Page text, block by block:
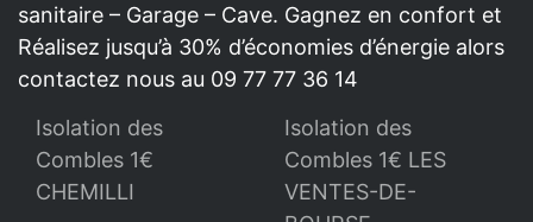
sanitaire – Garage – Cave. Gagnez en confort et
Réalisez jusqu’à 30% d’économies d’énergie alors
contactez nous au 09 77 77 36 14
Isolation des
Combles 1€
CHEMILLI
Isolation des
Combles 1€ LES
VENTES-DE-